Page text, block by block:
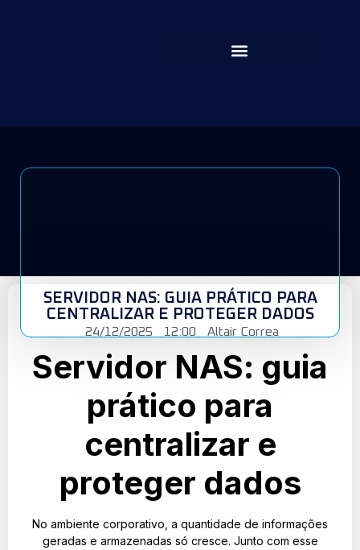
SERVIDOR NAS: GUIA PRÁTICO PARA
CENTRALIZAR E PROTEGER DADOS
24/12/2025 12:00 Altair Correa
Servidor NAS: guia
prático para
centralizar e
proteger dados
No ambiente corporativo, a quantidade de informações
geradas e armazenadas só cresce. Junto com esse